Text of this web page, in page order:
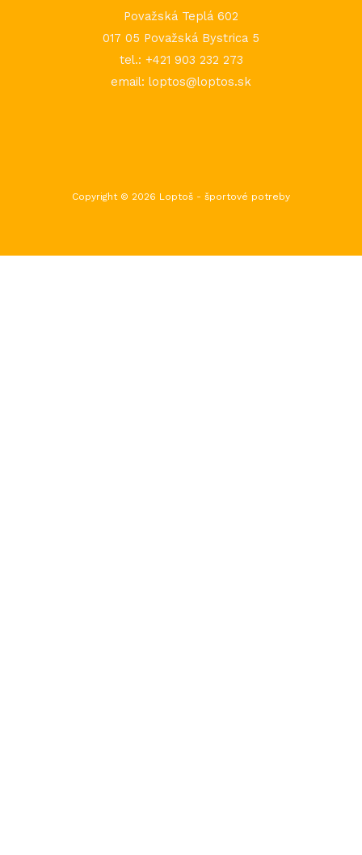
Považská Teplá 602
017 05 Považská Bystrica 5
tel.: +421 903 232 273
email: loptos@loptos.sk
Copyright © 2026 Loptoš - športové potreby